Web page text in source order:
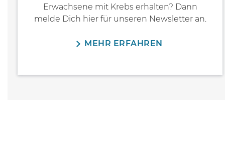
Erwachsene mit Krebs erhalten? Dann
melde Dich hier für unseren Newsletter an.
MEHR ERFAHREN